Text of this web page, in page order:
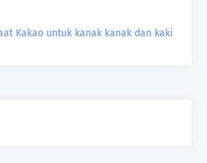
Kakao untuk kanak kanak dan kaki